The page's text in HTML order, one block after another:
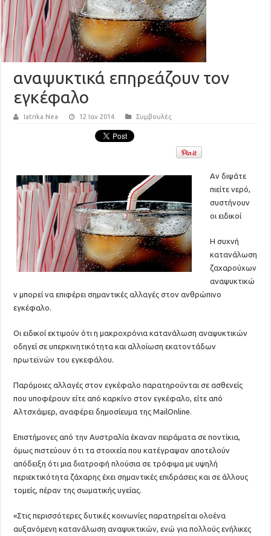
αναψυκτικά επηρεάζουν τον
εγκέφαλο
Iatrika Nea 12 Ιαν 2014 Συμβουλές
Αν διψάτε
πιείτε νερό,
συστήνουν
οι ειδικοί
Η συχνή
κατανάλωση
ζαχαρούχων
αναψυκτικώ
ν μπορεί να επιφέρει σημαντικές αλλαγές στον ανθρώπινο
εγκέφαλο.
Οι ειδικοί εκτιμούν ότι η μακροχρόνια κατανάλωση αναψυκτικών
οδηγεί σε υπερκινητικότητα και αλλοίωση εκατοντάδων
πρωτεϊνών του εγκεφάλου.
Παρόμοιες αλλαγές στον εγκέφαλο παρατηρούνται σε ασθενείς
που υποφέρουν είτε από καρκίνο στον εγκέφαλο, είτε από
Αλτσχάιμερ, αναφέρει δημοσίευμα της MailOnline.
Επιστήμονες από την Αυστραλία έκαναν πειράματα σε ποντίκια,
όμως πιστεύουν ότι τα στοιχεία που κατέγραψαν αποτελούν
απόδειξη ότι μια διατροφή πλούσια σε τρόφιμα με υψηλή
περιεκτικότητα ζάχαρης έχει σημαντικές επιδράσεις και σε άλλους
τομείς, πέραν της σωματικής υγείας.
«Στις περισσότερες δυτικές κοινωνίες παρατηρείται ολοένα
αυξανόμενη κατανάλωση αναψυκτικών, ενώ για πολλούς ενήλικες